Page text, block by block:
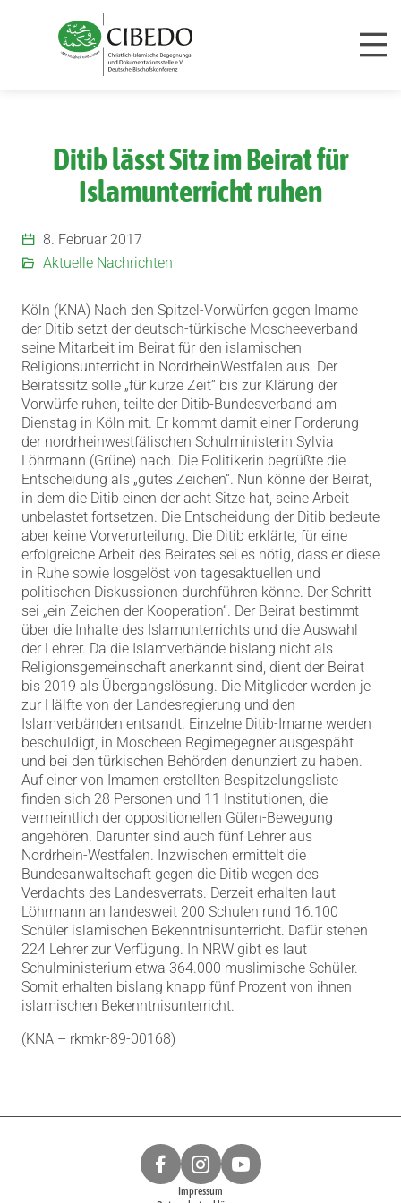
Ditib lässt Sitz im Beirat für
Islamunterricht ruhen
8. Februar 2017
Aktuelle Nachrichten
Köln (KNA) Nach den Spitzel-Vorwürfen gegen Imame
der Ditib setzt der deutsch-türkische Moscheeverband
seine Mitarbeit im Beirat für den islamischen
Religionsunterricht in NordrheinWestfalen aus. Der
Beiratssitz solle „für kurze Zeit“ bis zur Klärung der
Vorwürfe ruhen, teilte der Ditib-Bundesverband am
Dienstag in Köln mit. Er kommt damit einer Forderung
der nordrheinwestfälischen Schulministerin Sylvia
Löhrmann (Grüne) nach. Die Politikerin begrüßte die
Entscheidung als „gutes Zeichen“. Nun könne der Beirat,
in dem die Ditib einen der acht Sitze hat, seine Arbeit
unbelastet fortsetzen. Die Entscheidung der Ditib bedeute
aber keine Vorverurteilung. Die Ditib erklärte, für eine
erfolgreiche Arbeit des Beirates sei es nötig, dass er diese
in Ruhe sowie losgelöst von tagesaktuellen und
politischen Diskussionen durchführen könne. Der Schritt
sei „ein Zeichen der Kooperation“. Der Beirat bestimmt
über die Inhalte des Islamunterrichts und die Auswahl
der Lehrer. Da die Islamverbände bislang nicht als
Religionsgemeinschaft anerkannt sind, dient der Beirat
bis 2019 als Übergangslösung. Die Mitglieder werden je
zur Hälfte von der Landesregierung und den
Islamverbänden entsandt. Einzelne Ditib-Imame werden
beschuldigt, in Moscheen Regimegegner ausgespäht
und bei den türkischen Behörden denunziert zu haben.
Auf einer von Imamen erstellten Bespitzelungsliste
finden sich 28 Personen und 11 Institutionen, die
vermeintlich der oppositionellen Gülen-Bewegung
angehören. Darunter sind auch fünf Lehrer aus
Nordrhein-Westfalen. Inzwischen ermittelt die
Bundesanwaltschaft gegen die Ditib wegen des
Verdachts des Landesverrats. Derzeit erhalten laut
Löhrmann an landesweit 200 Schulen rund 16.100
Schüler islamischen Bekenntnisunterricht. Dafür stehen
224 Lehrer zur Verfügung. In NRW gibt es laut
Schulministerium etwa 364.000 muslimische Schüler.
Somit erhalten bislang knapp fünf Prozent von ihnen
islamischen Bekenntnisunterricht.
(KNA – rkmkr-89-00168)
Impressum